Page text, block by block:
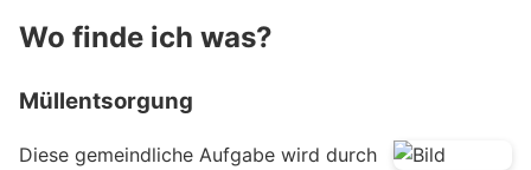
Wo finde ich was?
Müllentsorgung
Diese gemeindliche Aufgabe wird durch